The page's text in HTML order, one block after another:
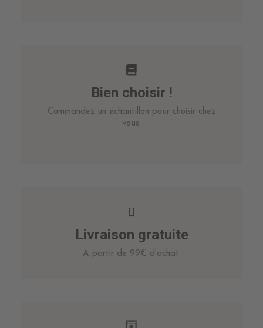
Bien choisir !
Commandez un échantillon pour choisir chez
vous.
Livraison gratuite
A partir de 99€ d’achat.